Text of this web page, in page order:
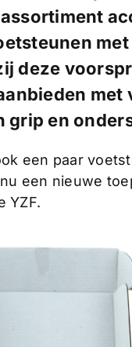
deze
grip en
een paar
een nieuwe
YZF.